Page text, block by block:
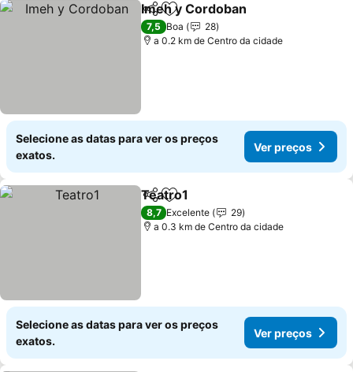
PartilharAdicionar aos favoritos
Imeh y Cordoban
7,5 Boa
28
a 0.2 km de Centro da cidade
Selecione as datas para ver os preços
exatos.
Ver preços
PartilharAdicionar aos favoritos
Teatro1
8,7 Excelente
29
a 0.3 km de Centro da cidade
Selecione as datas para ver os preços
exatos.
Ver preços